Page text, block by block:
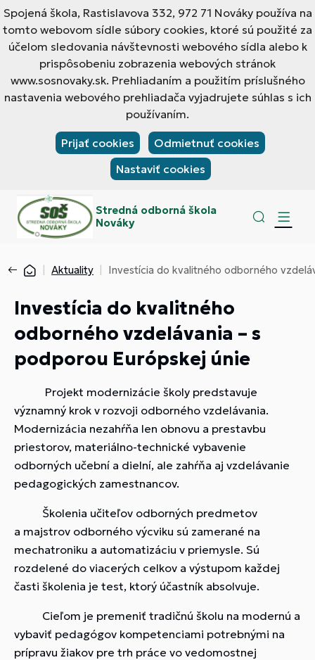
Spojená škola, Rastislavova 332, 972 71 Nováky používa na
tomto webovom sídle súbory cookies, ktoré sú použité za
účelom sledovania návštevnosti webového sídla alebo k
prispôsobeniu zobrazenia webových stránok
www.sosnovaky.sk. Prehliadaním a použitím príslušného
nastavenia webového prehliadača vyjadrujete súhlas s ich
používaním.
Prijať cookies
Odmietnuť cookies
Nastaviť cookies
Stredná odborná škola
Nováky
Aktuality Investícia do kvalitného odborného
Investícia do kvalitného
odborného vzdelávania – s
podporou Európskej únie
Projekt modernizácie školy predstavuje
významný krok v rozvoji odborného vzdelávania.
Modernizácia nezahŕňa len obnovu a prestavbu
priestorov, materiálno-technické vybavenie
odborných učební a dielní, ale zahŕňa aj vzdelávanie
pedagogických zamestnancov.
Školenia učiteľov odborných predmetov
a majstrov odborného výcviku sú zamerané na
mechatroniku a automatizáciu v priemysle. Sú
rozdelené do viacerých celkov a výstupom každej
časti školenia je test, ktorý účastník absolvuje.
Cieľom je premeniť tradičnú školu na modernú a
vybaviť pedagógov kompetenciami potrebnými na
prípravu žiakov pre trh práce vo vedomostnej